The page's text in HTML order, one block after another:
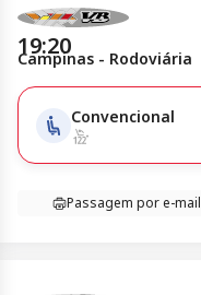
19:20
Campinas - Rodoviária
Convencional
Passagem por e-mail